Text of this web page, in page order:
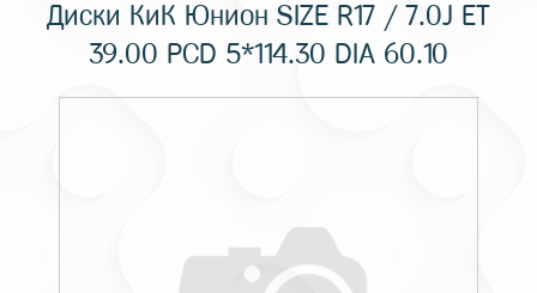
Диски КиК Юнион SIZE R17 / 7.0J ET
39.00 PCD 5*114.30 DIA 60.10